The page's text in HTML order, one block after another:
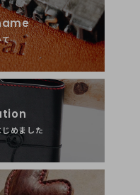
選びました。
えました！
付けて使えるし
た。ありがとうござい
うございます。喜んで
！
て
めました